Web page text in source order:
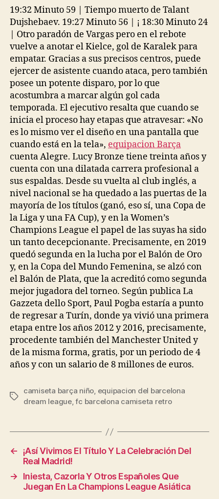
19:32 Minuto 59 | Tiempo muerto de Talant
Dujshebaev. 19:27 Minuto 56 | ¡ 18:30 Minuto 24
| Otro paradón de Vargas pero en el rebote
vuelve a anotar el Kielce, gol de Karalek para
empatar. Gracias a sus precisos centros, puede
ejercer de asistente cuando ataca, pero también
posee un potente disparo, por lo que
acostumbra a marcar algún gol cada
temporada. El ejecutivo resalta que cuando se
inicia el proceso hay etapas que atravesar: «No
es lo mismo ver el diseño en una pantalla que
cuando está en la tela», equipacion Barça
cuenta Alegre. Lucy Bronze tiene treinta años y
cuenta con una dilatada carrera profesional a
sus espaldas. Desde su vuelta al club inglés, a
nivel nacional se ha quedado a las puertas de la
mayoría de los títulos (ganó, eso sí, una Copa de
la Liga y una FA Cup), y en la Women’s
Champions League el papel de las suyas ha sido
un tanto decepcionante. Precisamente, en 2019
quedó segunda en la lucha por el Balón de Oro
y, en la Copa del Mundo Femenina, se alzó con
el Balón de Plata, que la acreditó como segunda
mejor jugadora del torneo. Según publica La
Gazzeta dello Sport, Paul Pogba estaría a punto
de regresar a Turín, donde ya vivió una primera
etapa entre los años 2012 y 2016, precisamente,
procedente también del Manchester United y
de la misma forma, gratis, por un periodo de 4
años y con un salario de 8 millones de euros.
Etiquetas
camiseta barça niño, equipacion del barcelona
dream league,fc barcelona camiseta retro
←
¡Así Vivimos El Título Y La Celebración Del
Real Madrid!
→
Iniesta, Cazorla Y Otros Españoles Que
Juegan En La Champions League Asiática